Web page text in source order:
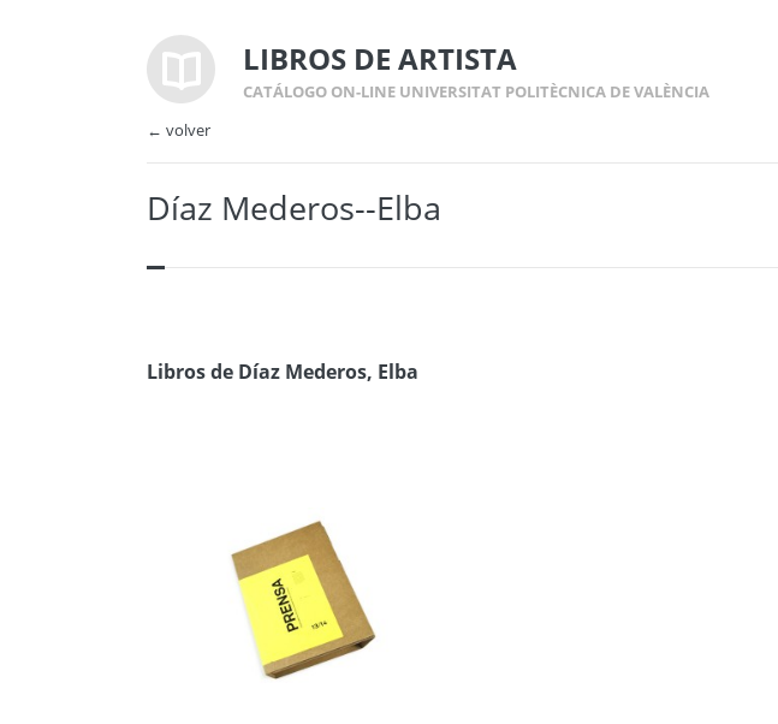
LIBROS DE ARTISTA
CATÁLOGO ON-LINE UNIVERSITAT POLITÈCNICA DE VALÈNCIA
← volver
Díaz Mederos--Elba
Libros de Díaz Mederos, Elba